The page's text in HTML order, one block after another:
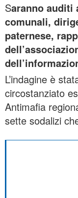
Saranno auditi
comunali,
paternese,
L’indagine è
circostanziato
Antimafia
sette sodalizi